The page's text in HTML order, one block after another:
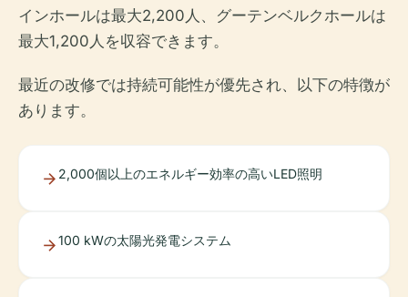
インホールは最大2,200人、グーテンベルクホールは
最大1,200人を収容できます。
最近の改修では持続可能性が優先され、以下の特徴が
あります。
2,000個以上のエネルギー効率の高いLED照明
100 kWの太陽光発電システム